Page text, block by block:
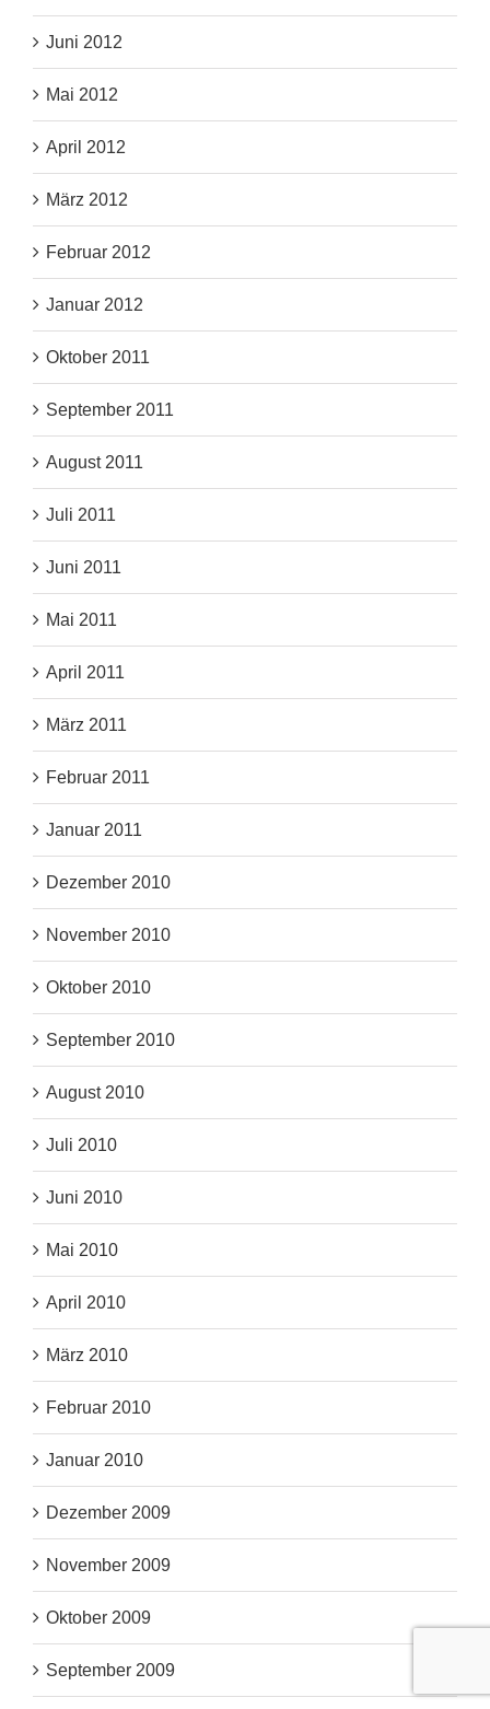
Juni 2012
Mai 2012
April 2012
März 2012
Februar 2012
Januar 2012
Oktober 2011
September 2011
August 2011
Juli 2011
Juni 2011
Mai 2011
April 2011
März 2011
Februar 2011
Januar 2011
Dezember 2010
November 2010
Oktober 2010
September 2010
August 2010
Juli 2010
Juni 2010
Mai 2010
April 2010
März 2010
Februar 2010
Januar 2010
Dezember 2009
November 2009
Oktober 2009
September 2009